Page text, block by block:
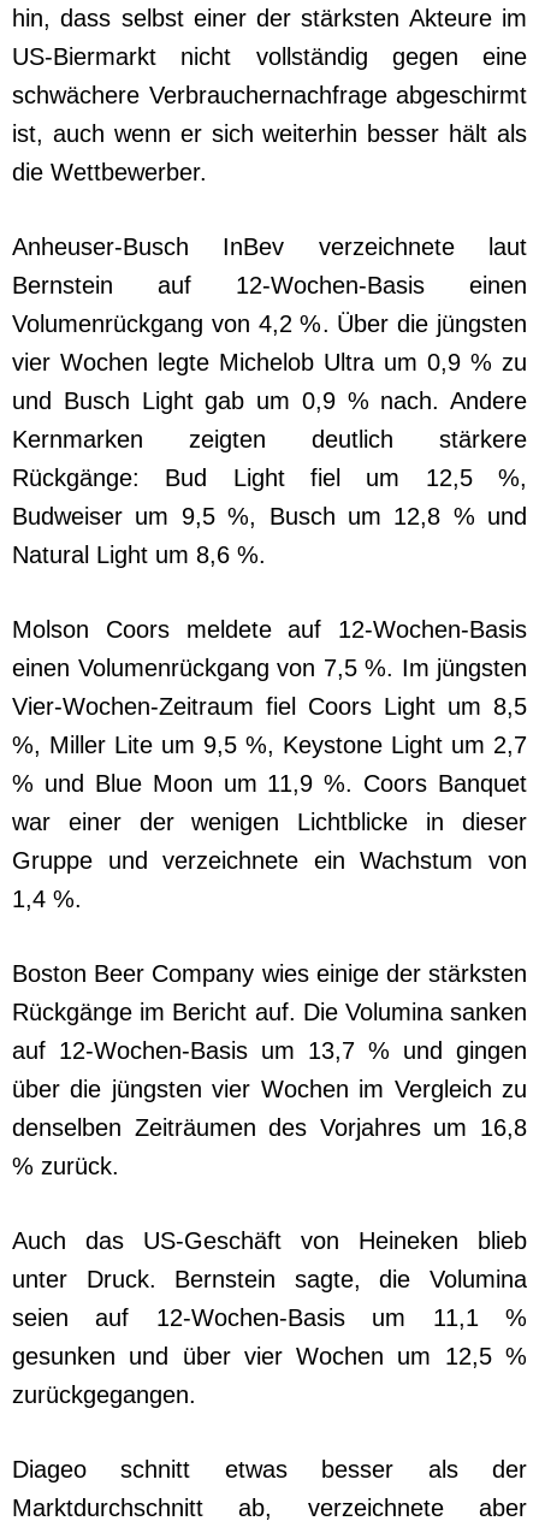
hin, dass selbst einer der stärksten Akteure im
US-Biermarkt nicht vollständig gegen eine
schwächere Verbrauchernachfrage abgeschirmt
ist, auch wenn er sich weiterhin besser hält als
die Wettbewerber.
Anheuser-Busch InBev verzeichnete laut
Bernstein auf 12-Wochen-Basis einen
Volumenrückgang von 4,2 %. Über die jüngsten
vier Wochen legte Michelob Ultra um 0,9 % zu
und Busch Light gab um 0,9 % nach. Andere
Kernmarken zeigten deutlich stärkere
Rückgänge: Bud Light fiel um 12,5 %,
Budweiser um 9,5 %, Busch um 12,8 % und
Natural Light um 8,6 %.
Molson Coors meldete auf 12-Wochen-Basis
einen Volumenrückgang von 7,5 %. Im jüngsten
Vier-Wochen-Zeitraum fiel Coors Light um 8,5
%, Miller Lite um 9,5 %, Keystone Light um 2,7
% und Blue Moon um 11,9 %. Coors Banquet
war einer der wenigen Lichtblicke in dieser
Gruppe und verzeichnete ein Wachstum von
1,4 %.
Boston Beer Company wies einige der stärksten
Rückgänge im Bericht auf. Die Volumina sanken
auf 12-Wochen-Basis um 13,7 % und gingen
über die jüngsten vier Wochen im Vergleich zu
denselben Zeiträumen des Vorjahres um 16,8
% zurück.
Auch das US-Geschäft von Heineken blieb
unter Druck. Bernstein sagte, die Volumina
seien auf 12-Wochen-Basis um 11,1 %
gesunken und über vier Wochen um 12,5 %
zurückgegangen.
Diageo schnitt etwas besser als der
Marktdurchschnitt ab, verzeichnete aber